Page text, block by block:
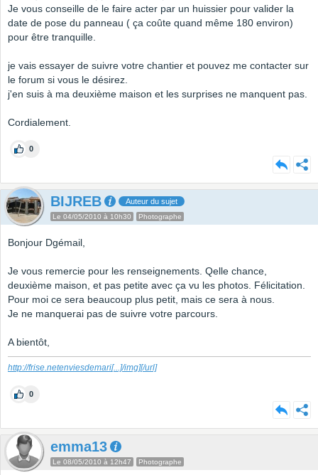
Je vous conseille de le faire acter par un huissier pour valider la
date de pose du panneau ( ça coûte quand même 180 environ)
pour être tranquille.
je vais essayer de suivre votre chantier et pouvez me contacter sur
le forum si vous le désirez.
j'en suis à ma deuxième maison et les surprises ne manquent pas.
Cordialement.
0
BIJREB Auteur du sujet
Le 04/05/2010 à 10h30 Photographe
Bonjour Dgémail,
Je vous remercie pour les renseignements. Qelle chance,
deuxième maison, et pas petite avec ça vu les photos. Félicitation.
Pour moi ce sera beaucoup plus petit, mais ce sera à nous.
Je ne manquerai pas de suivre votre parcours.
A bientôt,
http://frise.netenviesdemari[...]/img][/url]
0
emma13
Le 08/05/2010 à 12h47 Photographe